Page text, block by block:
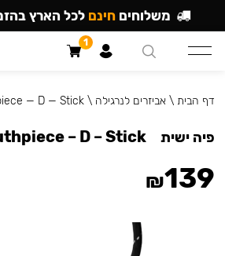
דף הבית \אביזרים לנרגילה \
— D — Stick
פיה ישית – D – Stick
₪139
משלוחים חינם לכל הארץ
1